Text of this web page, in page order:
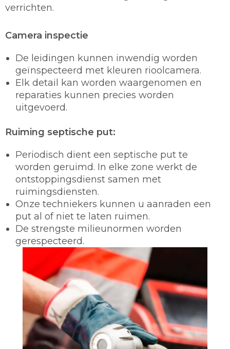
verrichten.
Camera inspectie
De leidingen kunnen inwendig worden
geïnspecteerd met kleuren rioolcamera.
Elk detail kan worden waargenomen en
reparaties kunnen precies worden
uitgevoerd.
Ruiming septische put:
Periodisch dient een septische put te
worden geruimd. In elke zone werkt de
ontstoppingsdienst samen met
ruimingsdiensten.
Onze techniekers kunnen u aanraden een
put al of niet te laten ruimen.
De strengste milieunormen worden
gerespecteerd.